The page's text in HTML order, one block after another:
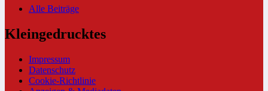
Alle Beiträge
Kleingedrucktes
Impressum
Datenschutz
Cookie-Richtlinie